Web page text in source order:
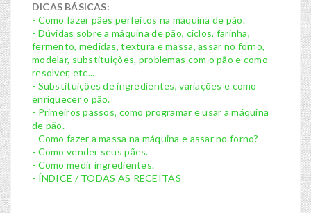
DICAS BÁSICAS:
- Como fazer pães perfeitos na máquina de pão.
- Dúvidas sobre a máquina de pão, ciclos, farinha,
fermento, medidas, textura e massa, assar no forno,
modelar, substituições, problemas com o pão e como
resolver, etc...
- Substituições de ingredientes, variações e como
enriquecer o pão.
- Primeiros passos, como programar e usar a máquina
de pão.
- Como fazer a massa na máquina e assar no forno?
- Como vender seus pães.
- Como medir ingredientes.
- ÍNDICE / TODAS AS RECEITAS